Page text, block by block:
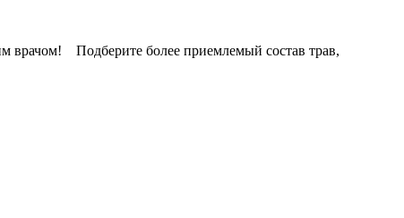
врачом! Подберите более приемлемый состав трав,